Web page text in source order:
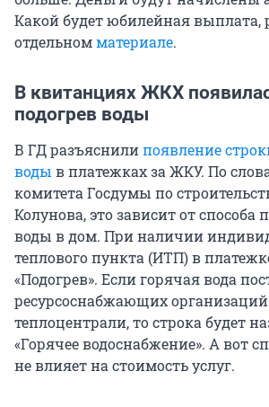
Какой будет юбилейная выплата,
отдельномматериале.
В квитанциях ЖКХ
подогрев воды
В ГД разъяснилипоявление
воды в платежках за ЖКУ. По
комитета Госдумы по
Колунова, это зависит от способа
воды в дом. При наличии
теплового пункта (ИТП) в
«Подогрев». Если горячая вода
ресурсоснабжающих организаций
теплоцентрали, то строка будет
«Горячее водоснабжение». А вот
не влияет на стоимость услуг.